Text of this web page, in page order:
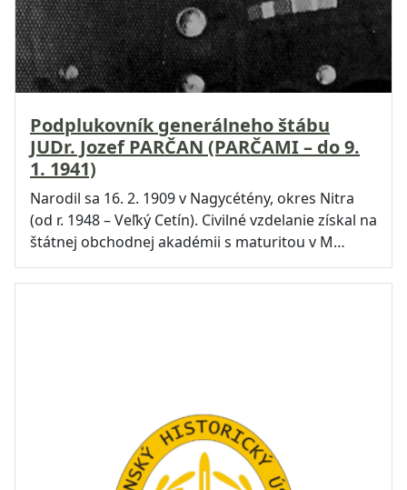
Podplukovník generálneho štábu
JUDr. Jozef PARČAN (PARČAMI – do 9.
1. 1941)
Narodil sa 16. 2. 1909 v Nagycétény, okres Nitra
(od r. 1948 – Veľký Cetín). Civilné vzdelanie získal na
štátnej obchodnej akadémii s maturitou v M…